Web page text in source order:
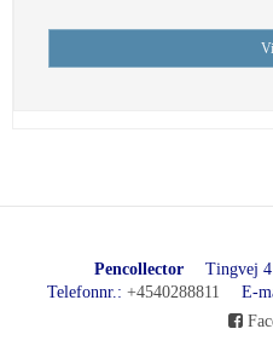
Pencollector Tingvej 4
Telefonnr. : +4540288811 E-